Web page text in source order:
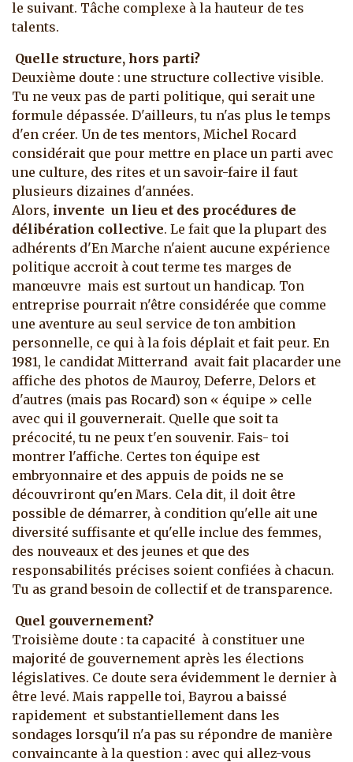
le suivant. Tâche complexe à la hauteur de tes
talents.
Quelle structure, hors parti?
Deuxième doute : une structure collective visible.
Tu ne veux pas de parti politique, qui serait une
formule dépassée. D'ailleurs, tu n'as plus le temps
d'en créer. Un de tes mentors, Michel Rocard
considérait que pour mettre en place un parti avec
une culture, des rites et un savoir-faire il faut
plusieurs dizaines d'années.
Alors, invente un lieu et des procédures de
délibération collective. Le fait que la plupart des
adhérents d'En Marche n'aient aucune expérience
politique accroit à cout terme tes marges de
manœuvre mais est surtout un handicap. Ton
entreprise pourrait n'être considérée que comme
une aventure au seul service de ton ambition
personnelle, ce qui à la fois déplait et fait peur. En
1981, le candidat Mitterrand avait fait placarder une
affiche des photos de Mauroy, Deferre, Delors et
d'autres (mais pas Rocard) son « équipe » celle
avec qui il gouvernerait. Quelle que soit ta
précocité, tu ne peux t'en souvenir. Fais- toi
montrer l'affiche. Certes ton équipe est
embryonnaire et des appuis de poids ne se
découvriront qu'en Mars. Cela dit, il doit être
possible de démarrer, à condition qu'elle ait une
diversité suffisante et qu'elle inclue des femmes,
des nouveaux et des jeunes et que des
responsabilités précises soient confiées à chacun.
Tu as grand besoin de collectif et de transparence.
Quel gouvernement?
Troisième doute : ta capacité à constituer une
majorité de gouvernement après les élections
législatives. Ce doute sera évidemment le dernier à
être levé. Mais rappelle toi, Bayrou a baissé
rapidement et substantiellement dans les
sondages lorsqu'il n'a pas su répondre de manière
convaincante à la question : avec qui allez-vous